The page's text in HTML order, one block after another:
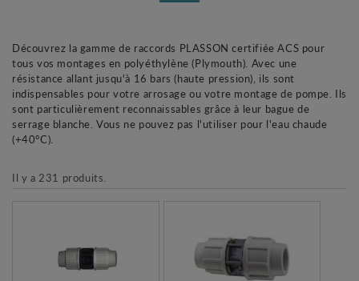
Découvrez la gamme de raccords PLASSON certifiée ACS pour
tous vos montages en polyéthylène(Plymouth). Avec une
résistance allant jusqu'à 16 bars(haute pression), ils sont
indispensables pour votre arrosage ou votre montage de pompe. Ils
sont particulièrement reconnaissables grâce à leur bague de
serrage blanche. Vous ne pouvez pas l'utiliser pour l'eau chaude
(+40°C).
Il y a 231 produits.